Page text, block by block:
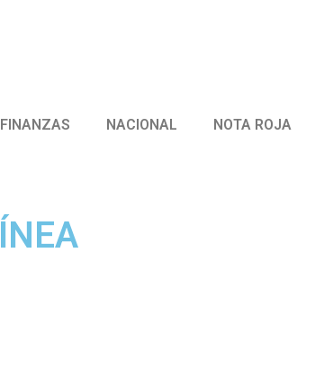
FINANZAS NACIONAL NOTA ROJA